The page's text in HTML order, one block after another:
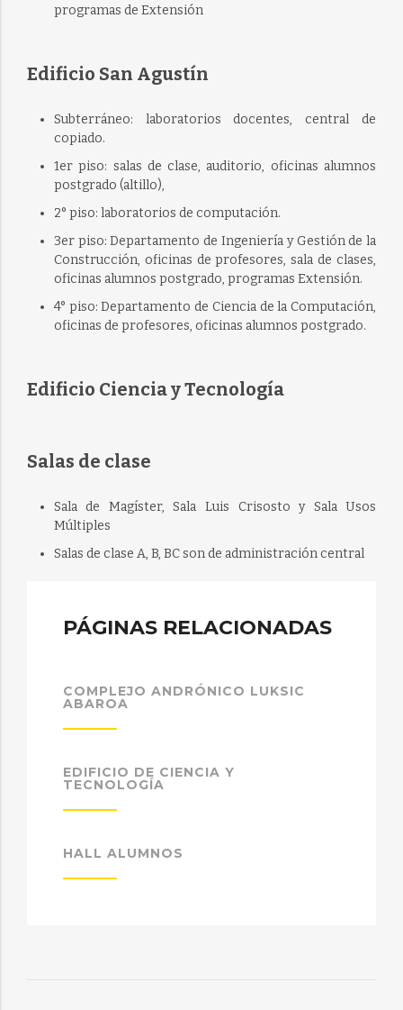
programas de Extensión
Edificio San Agustín
Subterráneo: laboratorios docentes, central de
copiado.
1er piso: salas de clase, auditorio, oficinas alumnos
postgrado (altillo),
2° piso: laboratorios de computación.
3er piso: Departamento de Ingeniería y Gestión de la
Construcción, oficinas de profesores, sala de clases,
oficinas alumnos postgrado, programas Extensión.
4° piso: Departamento de Ciencia de la Computación,
oficinas de profesores, oficinas alumnos postgrado.
Edificio Ciencia y Tecnología
Salas de clase
Sala de Magíster, Sala Luis Crisosto y Sala Usos
Múltiples
Salas de clase A, B, BC son de administración central
PÁGINAS RELACIONADAS
COMPLEJO ANDRÓNICO LUKSIC
ABAROA
EDIFICIO DE CIENCIA Y
TECNOLOGÍA
HALL ALUMNOS